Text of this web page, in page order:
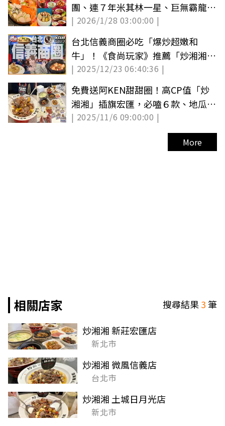
團、連７年米其林一星、巨無霸龍蝦
鍋、川菜
| 2026/1/28 03:00:00 |
台北信義商圈必吃「爆炒超嫩和
牛」！《食尚玩家》推薦「炒湘湘微
風信義店」
| 2025/12/23 06:40:36 |
免費送阿KEN甜甜圈！高CP值「炒
湘湘」插旗宏匯，必嗑６款、地瓜飯
無限續
| 2025/11/6 09:00:00 |
More
相關店家 搜尋結果3筆
炒湘湘 新莊宏匯店
新北市
炒湘湘 微風信義店
台北市
炒湘湘 土城日月光店
新北市